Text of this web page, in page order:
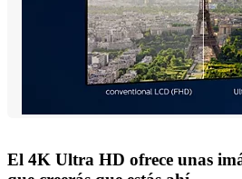
El 4K Ultra HD ofrece unas